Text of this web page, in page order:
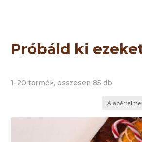
Próbáld ki
1–20 termék, összesen 85 db